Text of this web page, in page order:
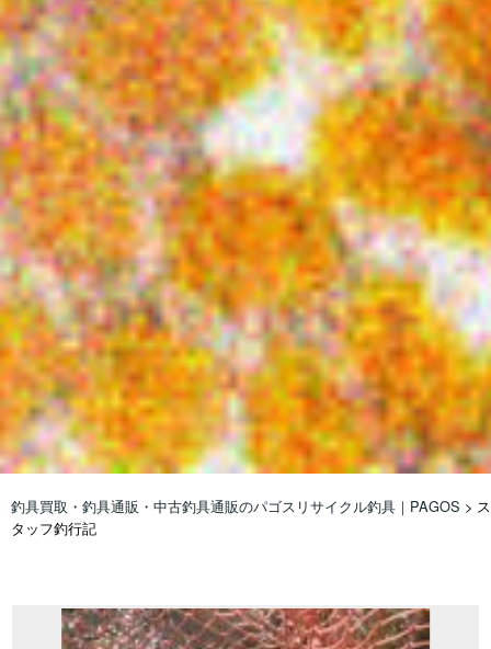
釣具買取・釣具通販・中古釣具通販のパゴスリサイクル釣具｜PAGOS > ス
タッフ釣行記